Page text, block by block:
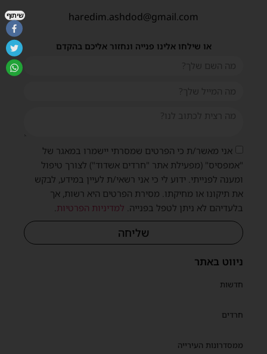
ניווט באתר
חדשות
חרדים
ממסדרונות העירייה
haredim.ashdod@gmail.com
או שילחו אלינו פנייה ונחזור אליכם בהקדם
אני מאשר/ת כי הפרטים שמסרתי יישמרו במאגר של
"אמפסיס" (מפעילת אתר "חרדים אשדוד") לצורך טיפול
ומענה לפנייתי. ידוע לי כי אני רשאי/ת לעיין במידע, לבקש
את תיקונו או מחיקתו. מסירת הפרטים היא רשות, אך
בלעדיהם לא ניתן לטפל בפנייה. למדיניות הפרטיות.
שליחה
שיתוף